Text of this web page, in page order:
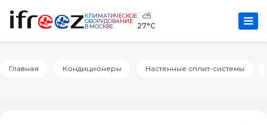
КЛИМАТИЧЕСКОЕ
ОБОРУДОВАНИЕ
В МОСКВЕ
⛅
27°C
Главная Кондиционеры Настенные сплит-системы